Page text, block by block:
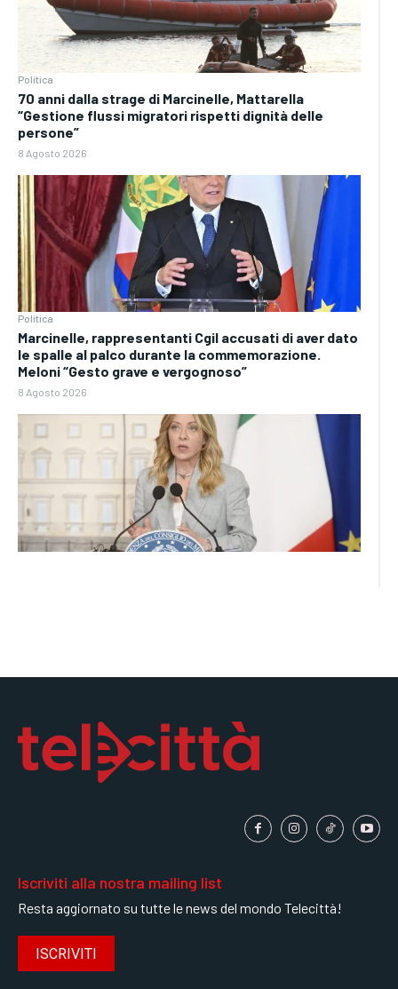
Politica
70 anni dalla strage di Marcinelle, Mattarella
“Gestione flussi migratori rispetti dignità delle
persone”
8 Agosto 2026
Politica
Marcinelle, rappresentanti Cgil accusati di aver dato
le spalle al palco durante la commemorazione.
Meloni “Gesto grave e vergognoso”
8 Agosto 2026
Iscriviti alla nostra mailing list
Resta aggiornato su tutte le news del mondo Telecittà!
ISCRIVITI